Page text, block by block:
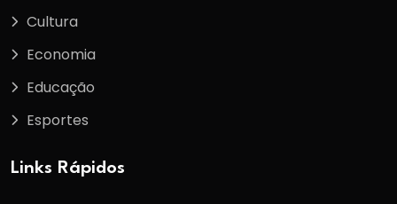
Cultura
Economia
Educação
Esportes
Links Rápidos